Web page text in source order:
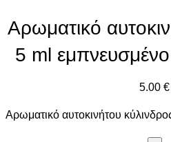
Αρωματικό
5 ml
5.00 €
Αρωματικό αυτοκινήτου